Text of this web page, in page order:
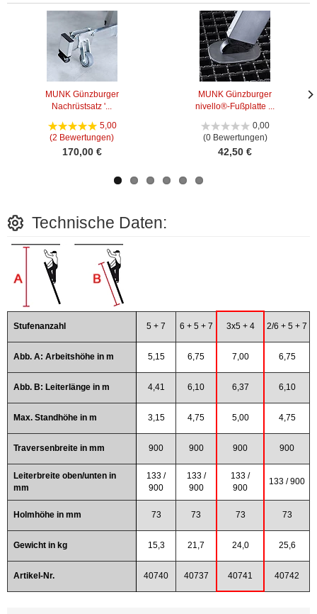
MUNK Günzburger
Nachrüstsatz '...
5,00
(2 Bewertungen)
170,00 €
MUNK Günzburger
nivello®-Fußplatte ...
0,00
(0 Bewertungen)
42,50 €
Technische Daten:
Stufenanzahl 5 + 7 6 + 5 + 7 3x5 + 4 2/6 + 5 + 7
Abb. A: Arbeitshöhe in m 5,15 6,75 7,00 6,75
Abb. B: Leiterlänge in m 4,41 6,10 6,37 6,10
Max. Standhöhe in m 3,15 4,75 5,00 4,75
Traversenbreite in mm 900 900 900 900
Leiterbreite oben/unten in
mm
133 /
900
133 /
900
133 /
900
133 / 900
Holmhöhe in mm 73 73 73 73
Gewicht in kg 15,3 21,7 24,0 25,6
Artikel-Nr. 40740 40737 40741 40742